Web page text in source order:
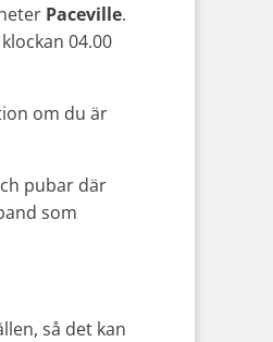
Paceville.
04.00
om du är
pubar där
som
så det kan